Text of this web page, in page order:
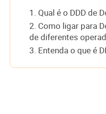
1. Qual é o DDD de
2. Como ligar para
de diferentes
3. Entenda o que é